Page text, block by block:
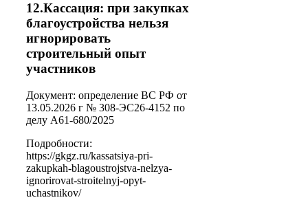
12.Кассация: при закупках
благоустройства нельзя
игнорировать
строительный опыт
участников
Документ: определение ВС РФ от
13.05.2026 г № 308-ЭС26-4152 по
делу А61-680/2025
Подробности:
https://gkgz.ru/kassatsiya-pri-
zakupkah-blagoustrojstva-nelzya-
ignorirovat-stroitelnyj-opyt-
uchastnikov/